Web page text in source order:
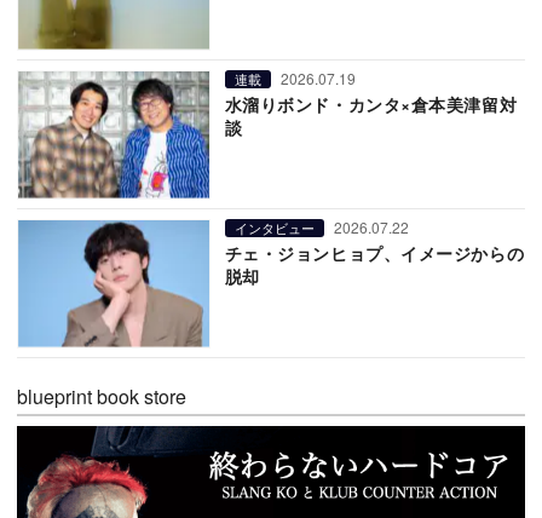
連載 2026.07.19
水溜りボンド・カンタ×倉本美津留対
談
インタビュー 2026.07.22
チェ・ジョンヒョプ、イメージからの
脱却
blueprint book store